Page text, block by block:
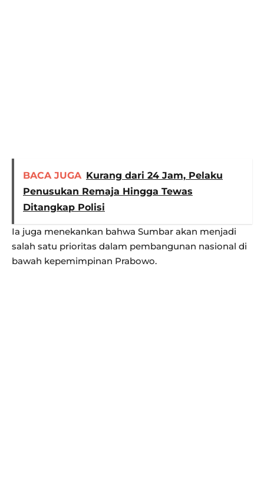
BACA JUGA Kurang dari 24 Jam, Pelaku
Penusukan Remaja Hingga Tewas
Ditangkap Polisi
Ia juga menekankan bahwa Sumbar akan menjadi
salah satu prioritas dalam pembangunan nasional di
bawah kepemimpinan Prabowo.